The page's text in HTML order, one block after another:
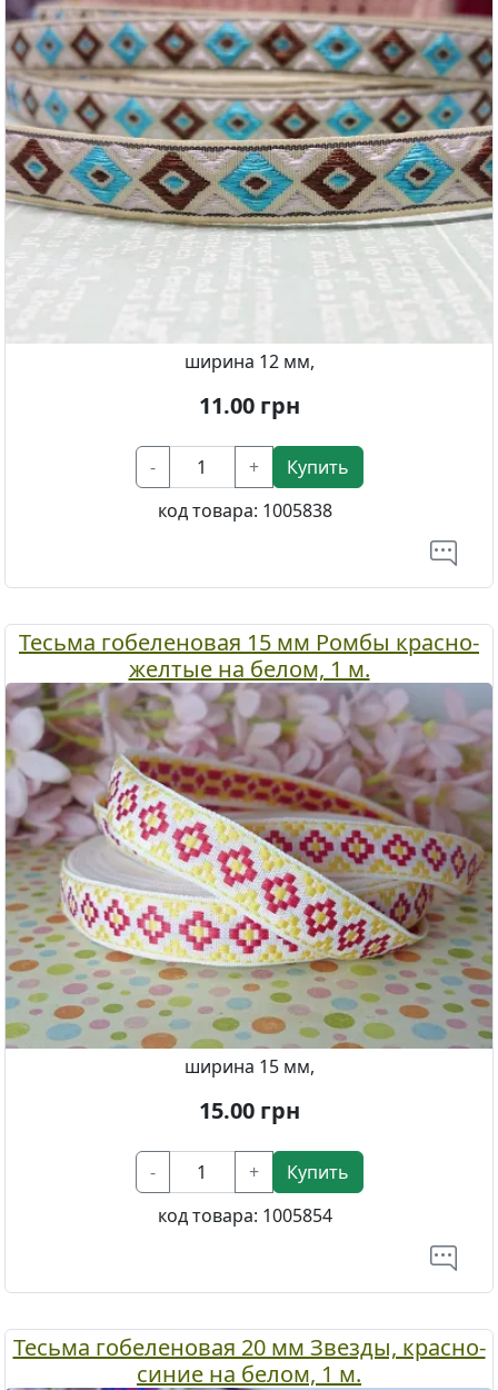
ширина 12 мм,
11.00грн
- +
Купить
код товара: 1005838
Тесьма гобеленовая 15 мм Ромбы красно-
желтые на белом, 1 м.
ширина 15 мм,
15.00грн
- +
Купить
код товара: 1005854
Тесьма гобеленовая 20 мм Звезды, красно-
синие на белом, 1 м.